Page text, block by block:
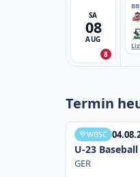
SA
08
AUG
8
Termin
WBSC
U-23
GER